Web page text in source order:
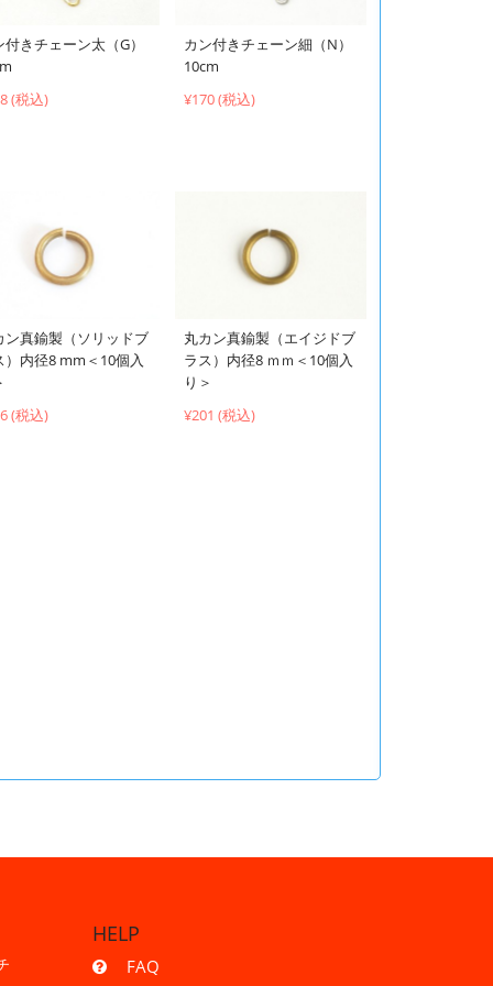
付きチェーン太（G）
(税込)
カン付きチェーン細（N）
10cm
¥170 (税込)
ン真鍮製（ソリッドブ
）内径8 mm＜10個入
(税込)
丸カン真鍮製（エイジドブ
ラス）内径8 ｍｍ＜10個入
り＞
¥201 (税込)
HELP
FAQ